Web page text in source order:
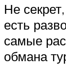
Не
есть
самые
обмана